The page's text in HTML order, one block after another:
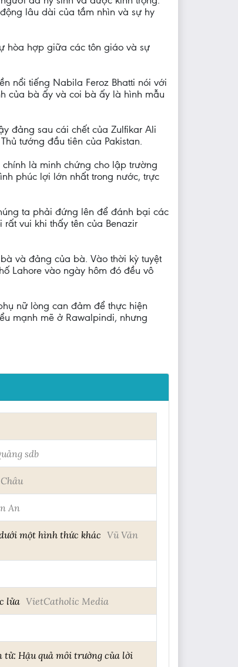
lâu dài của tầm nhìn và sự hy
hòa hợp giữa các tôn giáo và sự
nổi tiếng Nabila Feroz Bhatti nói với
của bà ấy và coi bà ấy là hình mẫu
đảng sau cái chết của Zulfikar Ali
tướng đầu tiên của Pakistan.
là minh chứng cho lập trường
phúc lợi lớn nhất trong nước, trực
ta phải đứng lên để đánh bại các
vui khi thấy tên của Benazir
và đảng của bà. Vào thời kỳ tuyệt
Lahore vào ngày hôm đó đều vô
nữ lòng can đảm để thực hiện
mạnh mẽ ở Rawalpindi, nhưng
sdb
An
một hình thức khác Vũ Văn
lửa VietCatholic Media
Hậu quả môi trường của lời